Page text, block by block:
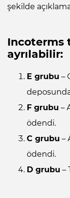
şekilde
Incoterms
ayrılabilir:
E grubu –
F grubu –
ödendi.
C grubu –
ödendi.
D grubu –